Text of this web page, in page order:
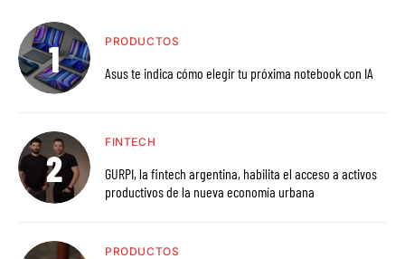
PRODUCTOS
Asus te indica cómo elegir tu próxima notebook con IA
FINTECH
GURPI, la fintech argentina, habilita el acceso a activos
productivos de la nueva economía urbana
PRODUCTOS